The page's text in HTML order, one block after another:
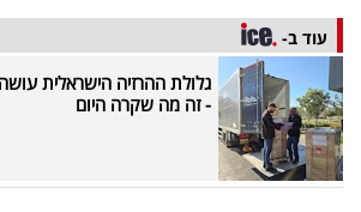
באייס
עקבו
אחרינו:
עוד ב-
גלולת ההרזיה הישראלית
- זה מה שקרה היום